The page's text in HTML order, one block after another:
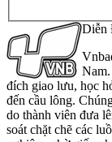
Diễn
đích giao lưu, học
đến cầu lông.
do thành viên đưa
soát chặt chẽ các